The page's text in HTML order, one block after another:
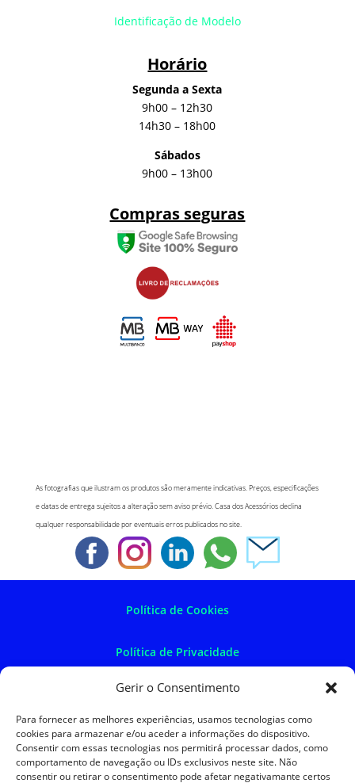
Gerir o Consentimento
Para fornecer as melhores experiências, usamos tecnologias como
cookies para armazenar e/ou aceder a informações do dispositivo.
Consentir com essas tecnologias nos permitirá processar dados, como
comportamento de navegação ou IDs exclusivos neste site. Não
consentir ou retirar o consentimento pode afetar negativamante certos
Identificação de Modelo
Horário
Segunda a Sexta
9h00 – 12h30
14h30 – 18h00
Sábados
9h00 – 13h00
Compras seguras
As fotografias que ilustram os produtos são meramente indicativas. Preços, especificações
e datas de entrega sujeitos a alteração sem aviso prévio. Casa dos Acessórios declina
qualquer responsabilidade por eventuais erros publicados no site.
Política de Cookies
Política de Privacidade
Política de Devoluções
Termos e Condições
Resolução de Litígios